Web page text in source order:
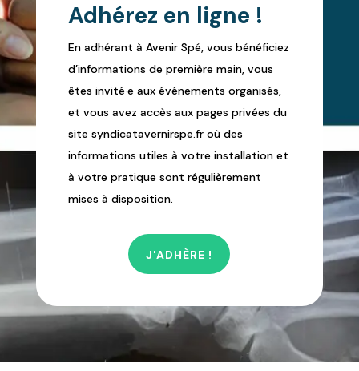
Adhérez en ligne !
En adhérant à Avenir Spé, vous bénéficiez
d’informations de première main, vous
êtes invité·e aux événements organisés,
et vous avez accès aux pages privées du
site syndicatavernirspe.fr où des
informations utiles à votre installation et
à votre pratique sont régulièrement
mises à disposition.
J'ADHÈRE !